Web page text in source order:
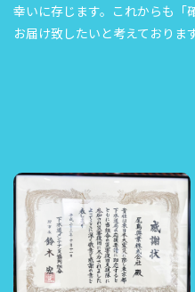
幸いに存じます。これからも「
お届け致したいと考えておりま